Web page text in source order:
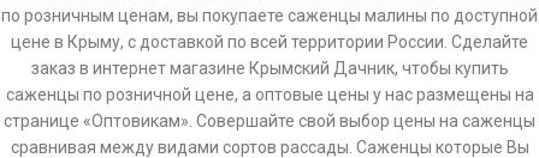
по розничным ценам, вы покупаете саженцы малины по доступной
цене в Крыму, с доставкой по всей территории России. Сделайте
заказ в интернет магазине Крымский Дачник, чтобы купить
саженцы по розничной цене, а оптовые цены у нас размещены на
странице «Оптовикам». Совершайте свой выбор цены на саженцы
сравнивая между видами сортов рассады. Саженцы которые Вы